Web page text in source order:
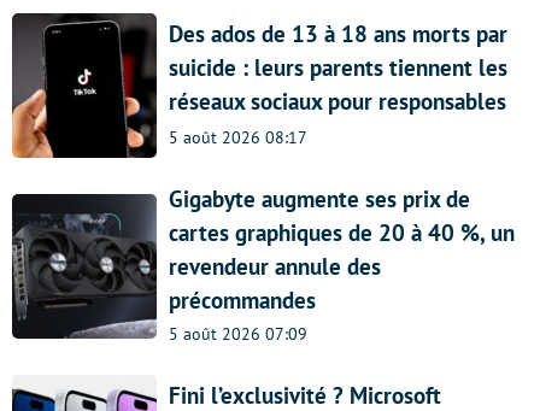
Des ados de 13 à 18 ans morts par
suicide : leurs parents tiennent les
réseaux sociaux pour responsables
5 août 2026 08:17
Gigabyte augmente ses prix de
cartes graphiques de 20 à 40 %, un
revendeur annule des
précommandes
5 août 2026 07:09
Fini l’exclusivité ? Microsoft